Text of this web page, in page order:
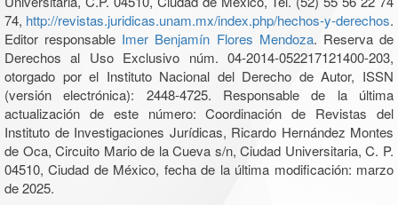
74, http://revistas.juridicas.unam.mx/index.php/hechos-y-derechos.
Editor responsable Imer Benjamín Flores Mendoza. Reserva de
Derechos al Uso Exclusivo núm. 04-2014-052217121400-203,
otorgado por el Instituto Nacional del Derecho de Autor, ISSN
(versión electrónica): 2448-4725. Responsable de la última
actualización de este número: Coordinación de Revistas del
Instituto de Investigaciones Jurídicas, Ricardo Hernández Montes
de Oca, Circuito Mario de la Cueva s/n, Ciudad Universitaria, C. P.
04510, Ciudad de México, fecha de la última modificación: marzo
de 2025.